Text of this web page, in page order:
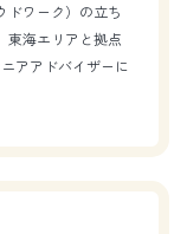
ドワーク）の立ち
東海エリアと拠点
アアドバイザーに